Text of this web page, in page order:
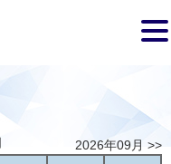
2026年09月 >>